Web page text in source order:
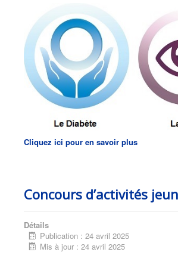
Cliquez ici pour en savoir plus
Concours d’activités
Détails
Publication : 24 avril 2025
Mis à jour : 24 avril 2025